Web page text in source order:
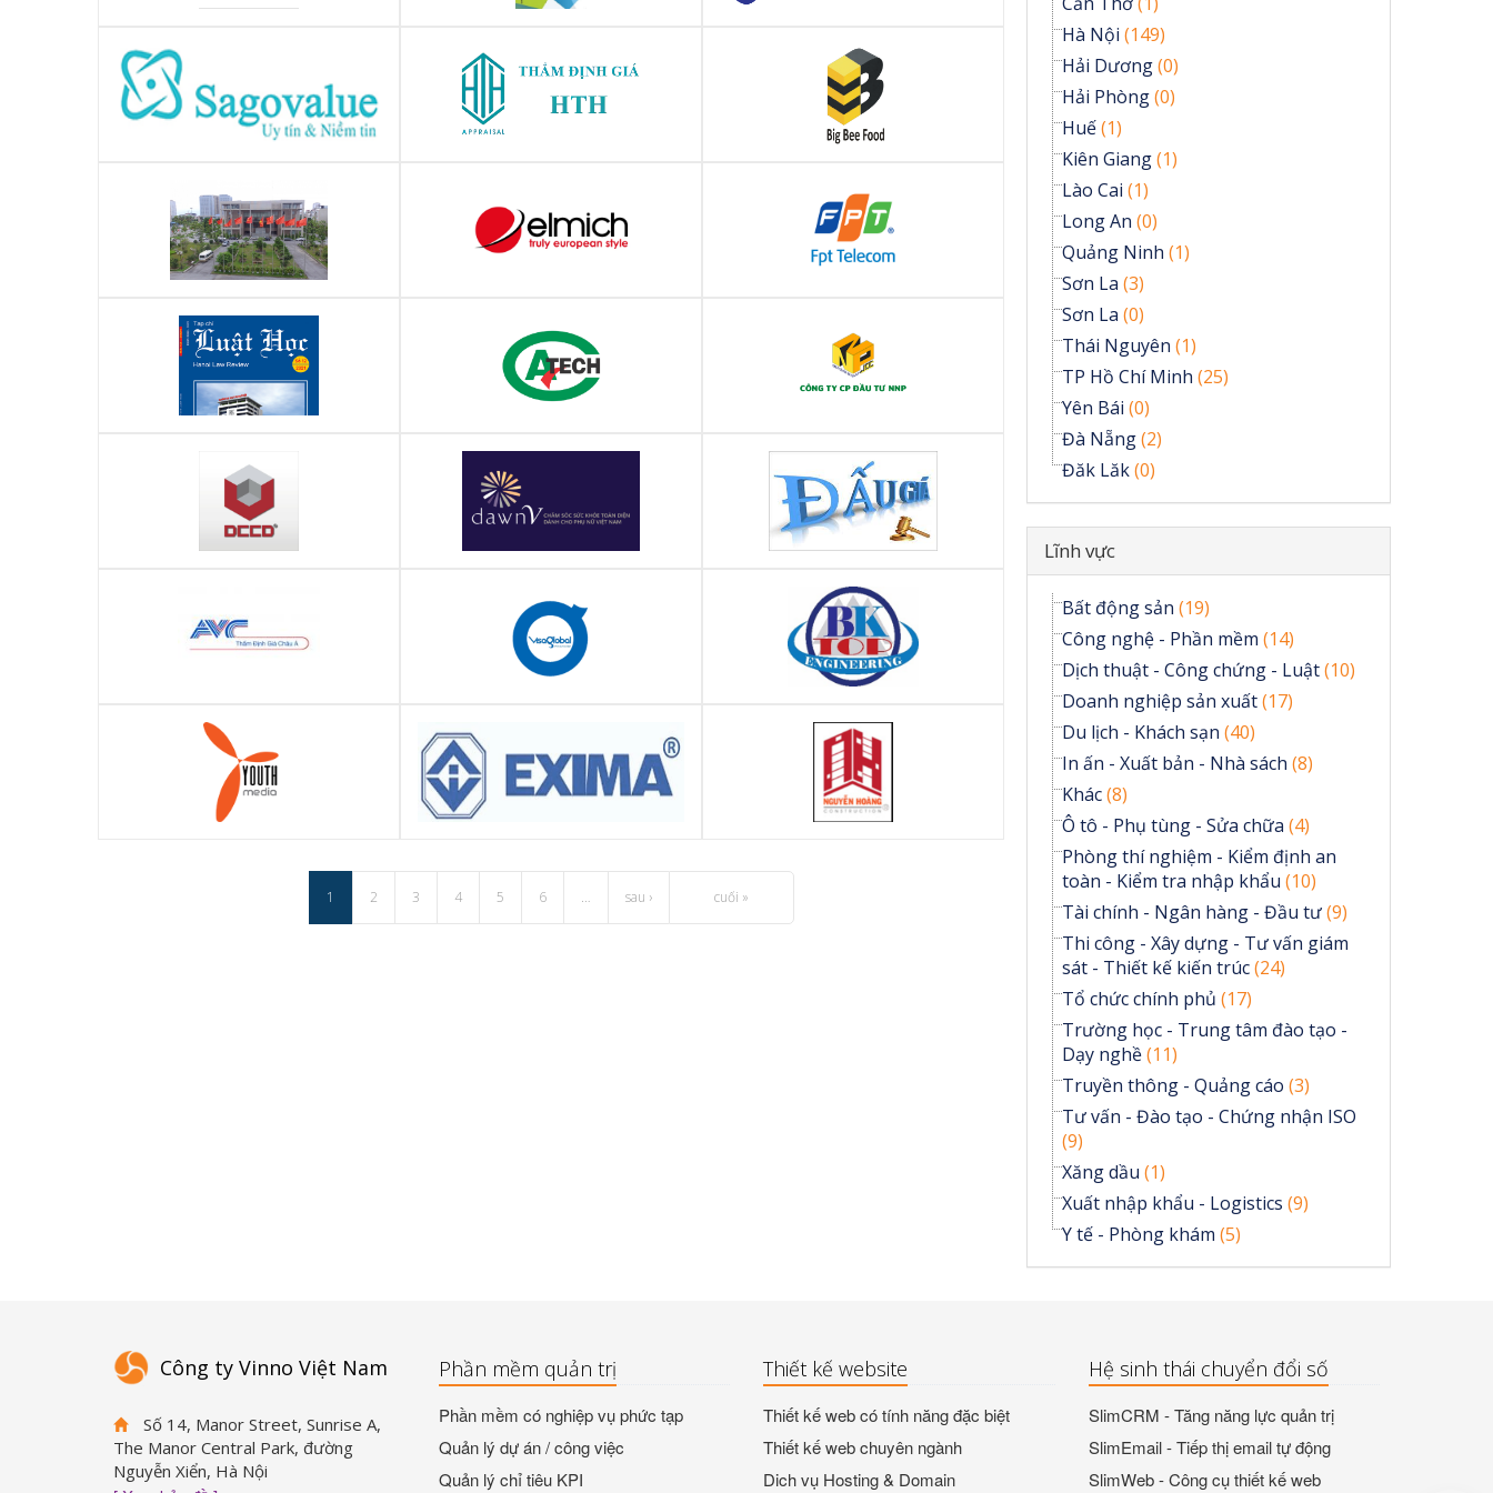
(DawnV)
PHÁT
VỤ VÀ CÔNG NGHỆ XÂY DỰNG BKTOP
(EXIMA)
DỰNG NGUYỄN HOÀNG
1 2 3 4 5 6 … sau › cuối »
Hà Nội (149)
Hải Dương(0)
Hải Phòng(0)
Huế(1)
Kiên Giang(1)
Lào Cai (1)
Long An (0)
Quảng Ninh (1)
Sơn La (3)
Sơn La (0)
Thái Nguyên (1)
TP Hồ Chí Minh (25)
Yên Bái (0)
Đà Nẵng(2)
Đăk Lăk(0)
Ẩn
Lĩnh vực
Bất động sản (19)
Công nghệ - Phần mềm (14)
Dịch thuật - Công chứng - Luật(10)
Doanh nghiệp sản xuất(17)
Du lịch - Khách sạn (40)
In ấn - Xuất bản - Nhà sách (8)
Khác(8)
Ô tô - Phụ tùng - Sửa chữa (4)
Phòng thí nghiệm - Kiểm định an
toàn - Kiểm tra nhập khẩu (10)
Tài chính - Ngân hàng - Đầu tư(9)
Thi công - Xây dựng - Tư vấn giám
sát - Thiết kế kiến trúc(24)
Tổ chức chính phủ (17)
Trường học - Trung tâm đào tạo -
Dạy nghề(11)
Truyền thông - Quảng cáo (3)
Tư vấn - Đào tạo - Chứng nhận ISO
(9)
Xăng dầu (1)
Xuất nhập khẩu - Logistics (9)
Y tế - Phòng khám (5)
Công ty Vinno Việt Nam
Số 14, Manor Street, Sunrise A,
The Manor Central Park, đường
Nguyễn Xiển, Hà Nội
Phần mềm quản trị
Phần mềm có nghiệp vụ phức tạp
Quản lý dự án / công việc
Quản lý chỉ tiêu KPI
Thiết kế website
Thiết kế web có tính năng đặc biệt
Thiết kế web chuyên ngành
Dich vụ Hosting & Domain
Hệ sinh thái chuyển đổi số
SlimCRM - Tăng năng lực quản trị
SlimEmail - Tiếp thị email tự động
SlimWeb - Công cụ thiết kế web